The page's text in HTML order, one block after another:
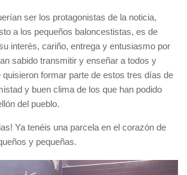
ser los protagonistas de la noticia,
a los pequeños baloncestistas, es de
interés, cariño, entrega y entusiasmo por
sabido transmitir y enseñar a todos y
quisieron formar parte de estos tres días de
y buen clima de los que han podido
del pueblo.
Ya tenéis una parcela en el corazón de
y pequeñas.